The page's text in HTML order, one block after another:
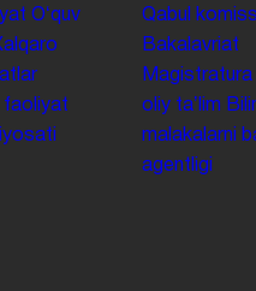
Oʻquv
faoliyat
Qabul
Bakalavriat
Magistratura
oliy taʼlim
malakalarni
agentligi